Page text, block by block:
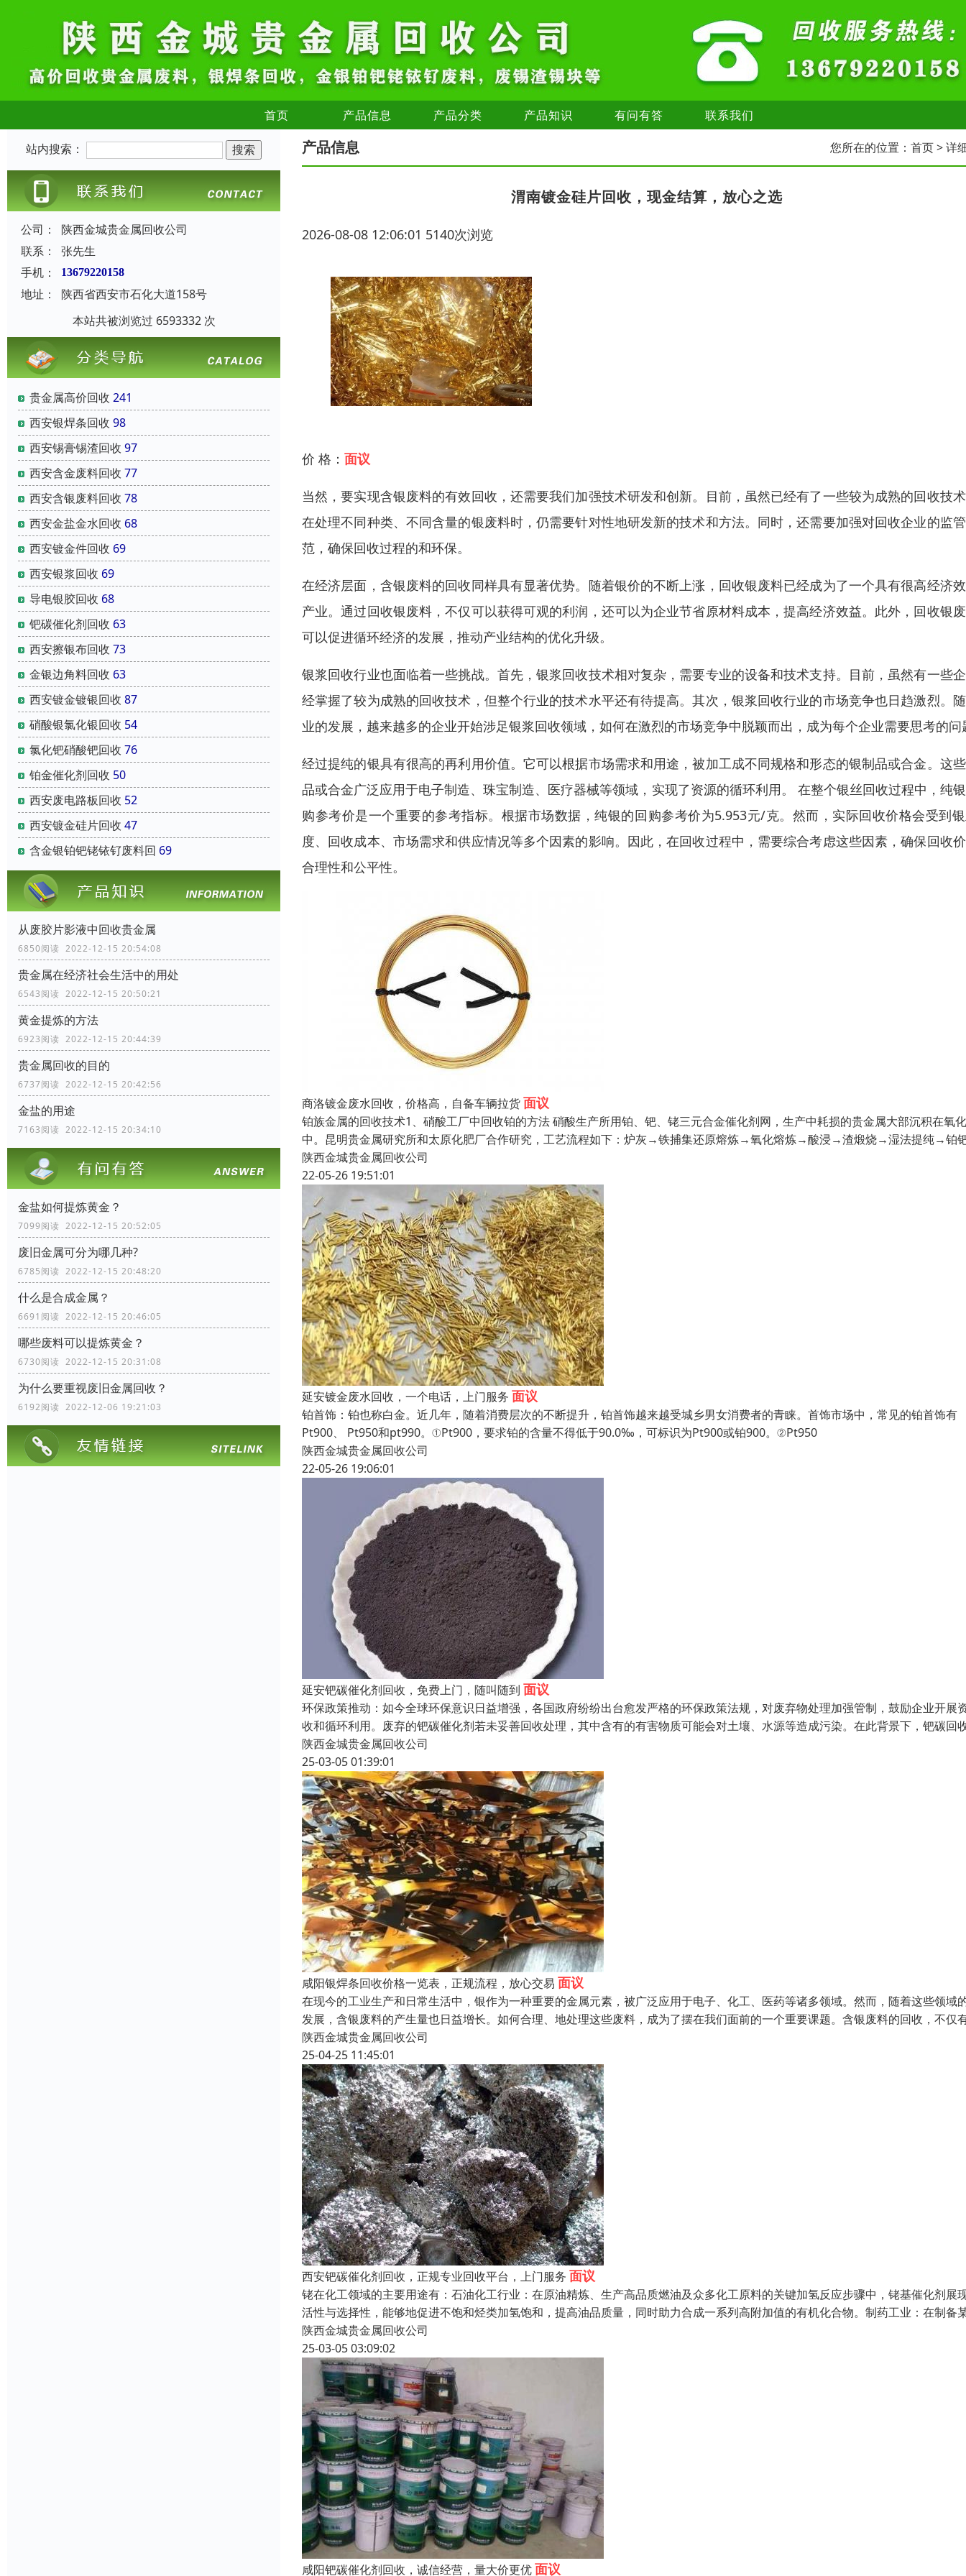
首页 产品信息 产品分类 产品知识 有问有答 联系我们
站内搜索：
公司：
陕西金城贵金属回收公司
联系：
张先生
手机：
13679220158
地址：
陕西省西安市石化大道158号
本站共被浏览过 6593332 次
贵金属高价回收 241
西安银焊条回收 98
西安锡膏锡渣回收 97
西安含金废料回收 77
西安含银废料回收 78
西安金盐金水回收 68
西安镀金件回收 69
西安银浆回收 69
导电银胶回收 68
钯碳催化剂回收 63
西安擦银布回收 73
金银边角料回收 63
西安镀金镀银回收 87
硝酸银氯化银回收 54
氯化钯硝酸钯回收 76
铂金催化剂回收 50
西安废电路板回收 52
西安镀金硅片回收 47
含金银铂钯铑铱钌废料回 69
从废胶片影液中回收贵金属
6850阅读 2022-12-15 20:54:08
贵金属在经济社会生活中的用处
6543阅读 2022-12-15 20:50:21
黄金提炼的方法
6923阅读 2022-12-15 20:44:39
贵金属回收的目的
6737阅读 2022-12-15 20:42:56
金盐的用途
7163阅读 2022-12-15 20:34:10
金盐如何提炼黄金？
7099阅读 2022-12-15 20:52:05
废旧金属可分为哪几种?
6785阅读 2022-12-15 20:48:20
什么是合成金属？
6691阅读 2022-12-15 20:46:05
哪些废料可以提炼黄金？
6730阅读 2022-12-15 20:31:08
为什么要重视废旧金属回收？
6192阅读 2022-12-06 19:21:03
产品信息 您所在的位置： 首页> 详
渭南镀金硅片回收，现金结算，放心之选
2026-08-08 12:06:01 5140次浏览
价 格： 面议
当然，要实现含银废料的有效回收，还需要我们加强技术研发和创新。目前，虽然已经有了一些较为成熟的回收技
在处理不同种类、不同含量的银废料时，仍需要针对性地研发新的技术和方法。同时，还需要加强对回收企业的监
范，确保回收过程的和环保。
在经济层面，含银废料的回收同样具有显著优势。随着银价的不断上涨，回收银废料已经成为了一个具有很高经济
产业。通过回收银废料，不仅可以获得可观的利润，还可以为企业节省原材料成本，提高经济效益。此外，回收银
可以促进循环经济的发展，推动产业结构的优化升级。
银浆回收行业也面临着一些挑战。首先，银浆回收技术相对复杂，需要专业的设备和技术支持。目前，虽然有一些
经掌握了较为成熟的回收技术，但整个行业的技术水平还有待提高。其次，银浆回收行业的市场竞争也日趋激烈。
业的发展，越来越多的企业开始涉足银浆回收领域，如何在激烈的市场竞争中脱颖而出，成为每个企业需要思考的问
经过提纯的银具有很高的再利用价值。它可以根据市场需求和用途，被加工成不同规格和形态的银制品或合金。这
品或合金广泛应用于电子制造、珠宝制造、医疗器械等领域，实现了资源的循环利用。 在整个银丝回收过程中，纯
购参考价是一个重要的参考指标。根据市场数据，纯银的回购参考价为5.953元/克。然而，实际回收价格会受到
度、回收成本、市场需求和供应情况等多个因素的影响。因此，在回收过程中，需要综合考虑这些因素，确保回收
合理性和公平性。
商洛镀金废水回收，价格高，自备车辆拉货面议
铂族金属的回收技术1、硝酸工厂中回收铂的方法 硝酸生产所用铂、钯、铑三元合金催化剂网，生产中耗损的贵金属大部沉积在氧
中。昆明贵金属研究所和太原化肥厂合作研究，工艺流程如下：炉灰→铁捕集还原熔炼→氧化熔炼→酸浸→渣煅烧→湿法提纯→铂
陕西金城贵金属回收公司
22-05-26 19:51:01
延安镀金废水回收，一个电话，上门服务 面议
铂首饰：铂也称白金。近几年，随着消费层次的不断提升，铂首饰越来越受城乡男女消费者的青睐。首饰市场中，常见的铂首饰有
Pt900、 Pt950和pt990。①Pt900，要求铂的含量不得低于90.0‰，可标识为Pt900或铂900。②Pt950
陕西金城贵金属回收公司
22-05-26 19:06:01
延安钯碳催化剂回收，免费上门，随叫随到 面议
环保政策推动：如今全球环保意识日益增强，各国政府纷纷出台愈发严格的环保政策法规，对废弃物处理加强管制，鼓励企业开展
收和循环利用。废弃的钯碳催化剂若未妥善回收处理，其中含有的有害物质可能会对土壤、水源等造成污染。在此背景下，钯碳回
陕西金城贵金属回收公司
25-03-05 01:39:01
咸阳银焊条回收价格一览表，正规流程，放心交易 面议
在现今的工业生产和日常生活中，银作为一种重要的金属元素，被广泛应用于电子、化工、医药等诸多领域。然而，随着这些领域
发展，含银废料的产生量也日益增长。如何合理、地处理这些废料，成为了摆在我们面前的一个重要课题。含银废料的回收，不仅
陕西金城贵金属回收公司
25-04-25 11:45:01
西安钯碳催化剂回收，正规专业回收平台，上门服务 面议
铑在化工领域的主要用途有：石油化工行业：在原油精炼、生产高品质燃油及众多化工原料的关键加氢反应步骤中，铑基催化剂展
活性与选择性，能够地促进不饱和烃类加氢饱和，提高油品质量，同时助力合成一系列高附加值的有机化合物。制药工业：在制备
陕西金城贵金属回收公司
25-03-05 03:09:02
咸阳钯碳催化剂回收，诚信经营，量大价更优面议